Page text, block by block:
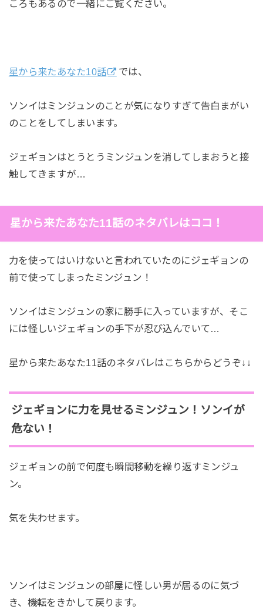
ころもあるので一緒にご覧ください。
星から来たあなた10話 では、
ソンイはミンジュンのことが気になりすぎて告白まがい
のことをしてしまいます。
ジェギョンはとうとうミンジュンを消してしまおうと接
触してきますが…
星から来たあなた11話のネタバレはココ！
力を使ってはいけないと言われていたのにジェギョンの
前で使ってしまったミンジュン！
ソンイはミンジュンの家に勝手に入っていますが、そこ
には怪しいジェギョンの手下が忍び込んでいて…
星から来たあなた11話のネタバレはこちらからどうぞ↓↓
ジェギョンに力を見せるミンジュン！ソンイが
危ない！
ジェギョンの前で何度も瞬間移動を繰り返すミンジュ
ン。
気を失わせます。
ソンイはミンジュンの部屋に怪しい男が居るのに気づ
き、機転をきかして戻ります。